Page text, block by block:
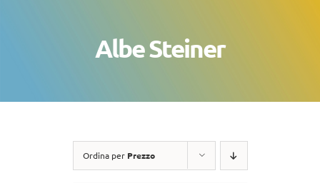
Albe Steiner
Ordina per Prezzo